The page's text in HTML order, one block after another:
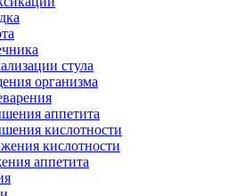
стула
организма
аппетита
кислотности
кислотности
аппетита